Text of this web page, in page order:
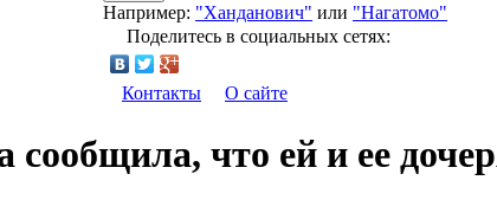
Например: "Ханданович" или "Нагатомо"
Поделитесь в социальных сетях:
Контакты О сайте
что ей и ее